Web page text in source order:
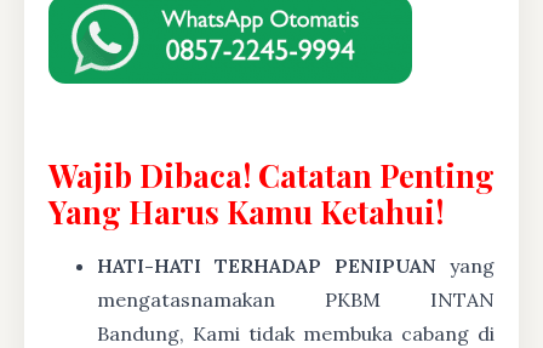
Wajib Dibaca! Catatan Penting
Yang Harus Kamu Ketahui!
HATI-HATI TERHADAP PENIPUAN yang
mengatasnamakan PKBM INTAN
Bandung, Kami tidak membuka cabang di